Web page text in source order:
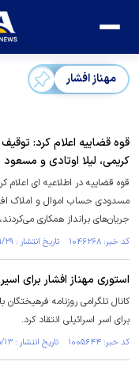
مهناز افشار
قوه قضاییه اعلام کرد:
کریمی، لیلا اوتادی و
قوه قضاییه در اطلاعیه ای
مسدودی حساب اموال و املاک
جریان‌های برانداز همکاری
کد خبر: ۱۰۴۶۲۶۸ تاریخ انتشار : ۱۴۰۵/۰۱/۲۹
استوری مهناز افشار برای
برای اسر اسرائیلی انتقاد کرد.
کد خبر: ۱۰۰۵۶۴۴ تاریخ انتشار : ۱۴۰۴/۰۵/۱۳